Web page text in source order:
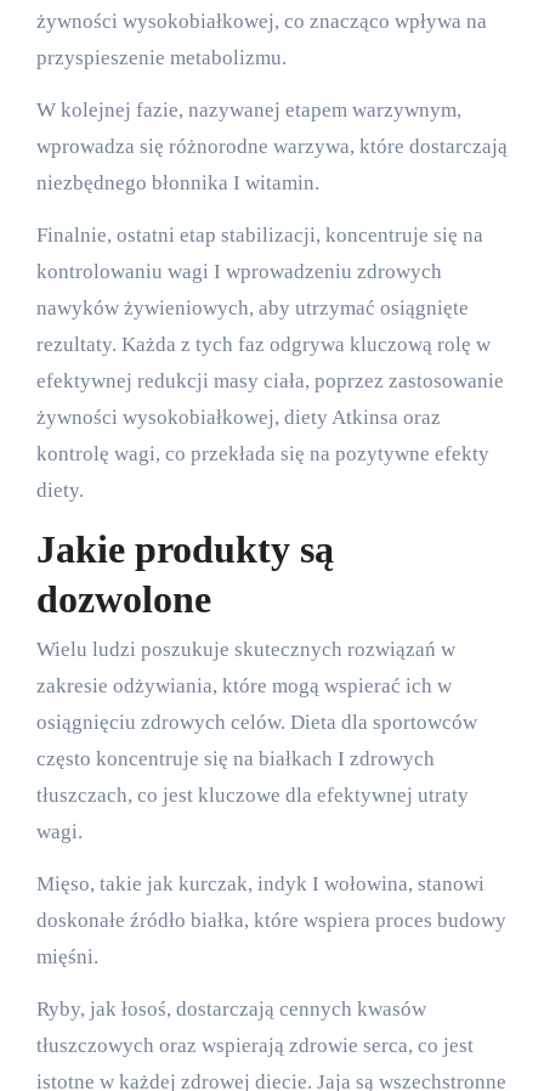
żywności wysokobiałkowej, co znacząco wpływa na
przyspieszenie metabolizmu.
W kolejnej fazie, nazywanej etapem warzywnym,
wprowadza się różnorodne warzywa, które dostarczają
niezbędnego błonnika I witamin.
Finalnie, ostatni etap stabilizacji, koncentruje się na
kontrolowaniu wagi I wprowadzeniu zdrowych
nawyków żywieniowych, aby utrzymać osiągnięte
rezultaty. Każda z tych faz odgrywa kluczową rolę w
efektywnej redukcji masy ciała, poprzez zastosowanie
żywności wysokobiałkowej, diety Atkinsa oraz
kontrolę wagi, co przekłada się na pozytywne efekty
diety.
Jakie produkty są
dozwolone
Wielu ludzi poszukuje skutecznych rozwiązań w
zakresie odżywiania, które mogą wspierać ich w
osiągnięciu zdrowych celów. Dieta dla sportowców
często koncentruje się na białkach I zdrowych
tłuszczach, co jest kluczowe dla efektywnej utraty
wagi.
Mięso, takie jak kurczak, indyk I wołowina, stanowi
doskonałe źródło białka, które wspiera proces budowy
mięśni.
Ryby, jak łosoś, dostarczają cennych kwasów
tłuszczowych oraz wspierają zdrowie serca, co jest
istotne w każdej zdrowej diecie. Jaja są wszechstronne